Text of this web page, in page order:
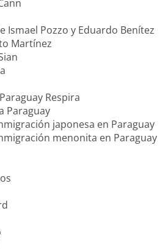
Ismael Pozzo y Eduardo Benítez
Martínez
Respira
Paraguay
japonesa en Paraguay
menonita en Paraguay